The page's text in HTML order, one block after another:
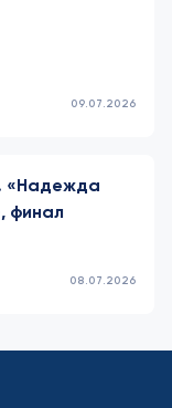
09.07.2026
«Надежда
финал
08.07.2026